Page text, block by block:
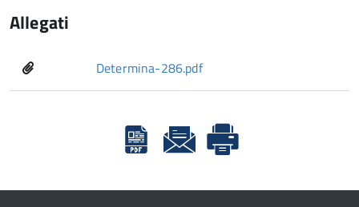
Allegati
Determina-286.pdf